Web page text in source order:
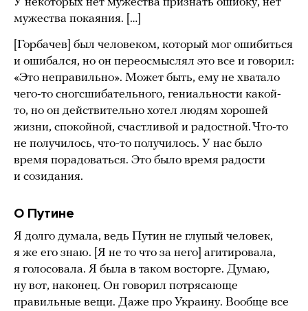
мужества покаяния. […]
[Горбачев] был человеком, который мог ошибиться
и ошибался, но он переосмыслял это все и говорил:
«Это неправильно». Может быть, ему не хватало
чего-то сногсшибательного, гениальности какой-
то, но он действительно хотел людям хорошей
жизни, спокойной, счастливой и радостной. Что-то
не получилось, что-то получилось. У нас было
время порадоваться. Это было время радости
и созидания.
О Путине
Я долго думала, ведь Путин не глупый человек,
я же его знаю. [Я не то что за него] агитировала,
я голосовала. Я была в таком восторге. Думаю,
ну вот, наконец. Он говорил потрясающе
правильные вещи. Даже про Украину. Вообще все